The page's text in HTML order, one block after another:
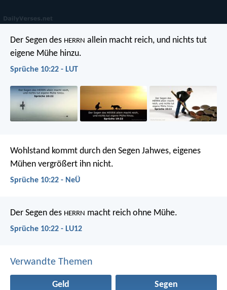
Der Segen des HERRN allein macht reich, und nichts tut
eigene Mühe hinzu.
Sprüche 10:22 - LUT
Wohlstand kommt durch den Segen Jahwes, eigenes
Mühen vergrößert ihn nicht.
Sprüche 10:22 - NeÜ
Der Segen des HERRN macht reich ohne Mühe.
Sprüche 10:22 - LU12
Verwandte Themen
Geld Segen